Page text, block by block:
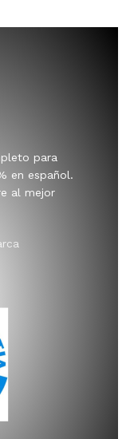
para
en español.
al mejor